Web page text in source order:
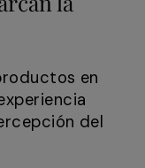
en
del